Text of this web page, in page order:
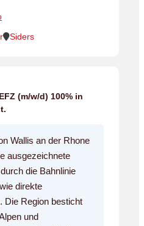
Siders
(m/w/d) 100% in
Wallis an der Rhone
ausgezeichnete
die Bahnlinie
direkte
Die Region besticht
und